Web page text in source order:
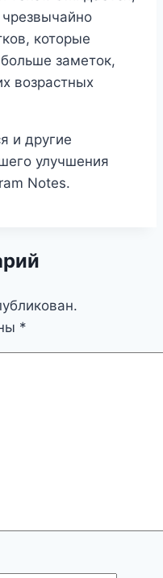
которые
заметок,
возрастных
и другие
улучшения
Notes.
*